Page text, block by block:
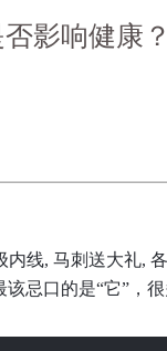
线, 马刺送大礼,
忌口的是“它”，